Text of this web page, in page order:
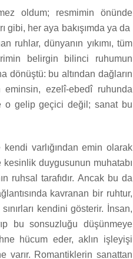
oldum; resmimin önünde
gibi, her aya bakışımda ya da
ruhlar, dünyanın yıkımı, tüm
belirgin bilinci ruhumun
bu altından dağların
eminsin, ezelî-ebedî ruhunda
o gelip geçici değil; sanat bu
varlığından emin olarak
duygusunun muhatabı
ruhsal tarafıdır. Ancak bu da
kavranan bir ruhtur,
kendini gösterir. İnsan,
bu sonsuzluğu düşünmeye
hücum eder, aklın işleyişi
varır. Romantiklerin sanattan